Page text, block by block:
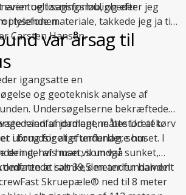
og løsningsmuligheder
i telefonen.
eventuelt sagsforløb, og efter jeg
materiale, takkede jeg ja til
Carsten Hansen.
var årsag til
igangsatte en
og geoteknisk analyse af
Undersøgelserne bekræftede
af jordlagene bestod af tørv
uforudsigeligt underlag, som
hvis man vil undgå
randfundament, måtte Uretek
i brug for atefterfunderehuset. I
den del af huset, som var sunket,
at sænke den anden halvdel
i alt 39,5 meter fundament
Skruepæle® ned til 8 meter